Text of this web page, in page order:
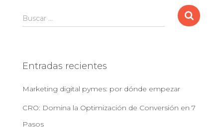
B
u
r
Buscar …
Entradas recientes
Marketing digital pymes: por dónde empezar
CRO: Domina la Optimización de Conversión en 7
Pasos